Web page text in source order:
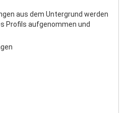
aus dem Untergrund werden
Profils aufgenommen und